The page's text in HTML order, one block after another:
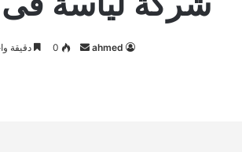
ahmed
أرسل 0 دقيقة